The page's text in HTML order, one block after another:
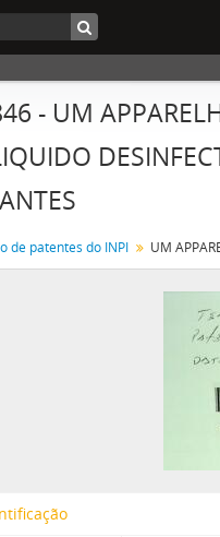
- UM
de patentes do INPI